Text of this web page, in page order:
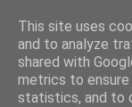
This site uses
and to analyze
shared with
metrics to
statistics, and to